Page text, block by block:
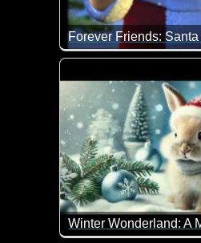
Merry Christmas vom